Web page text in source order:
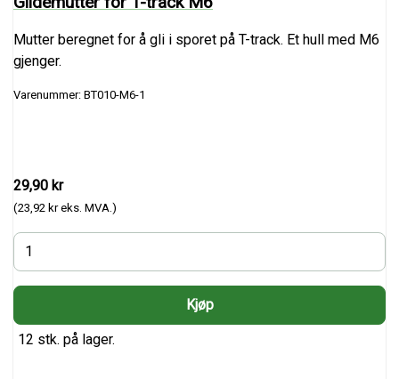
Mutter beregnet for å gli i sporet på T-track. Et hull med M6
gjenger.
Varenummer: BT010-M6-1
29,90 kr
(23,92 kr eks. MVA.)
12 stk. på lager.